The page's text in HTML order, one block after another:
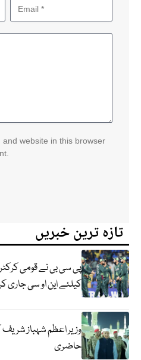
website in this browser
تازہ ترین خبریں
پی سی بی نے قومی
کیلئے این او سی جاری
وزیر اعظم شہباز
حاضری